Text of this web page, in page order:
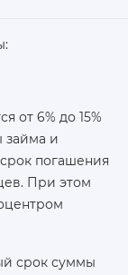
от 6% до 15%
займа и
погашения
При этом
срок суммы